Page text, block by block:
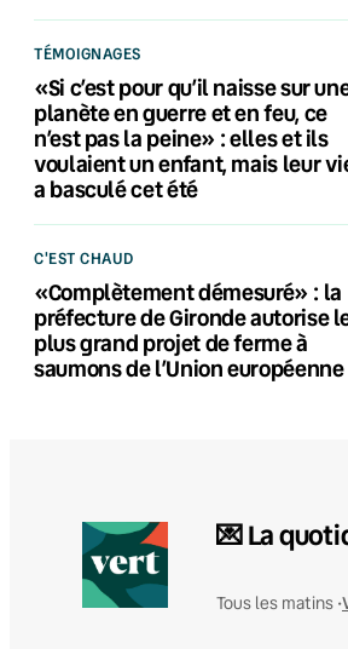
TÉMOIGNAGES
«Si c’est pour qu’il naisse sur
planète en guerre et en feu, ce
n’est pas la peine» : elles et ils
voulaient un enfant, mais leur
a basculé cet été
C'EST CHAUD
«Complètement démesuré» : la
préfecture de Gironde autorise
plus grand projet de ferme à
saumons de l’Union européenne
💌 La
Tous les matins •